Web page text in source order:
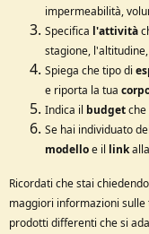
impermeabilità,
Specifica l'attività
stagione,
Spiega che tipo di
e riporta la tua
Indica il budget
Se hai individuato
modelloe il link
Ricordati che stai
maggiori informazioni
prodotti differenti che si